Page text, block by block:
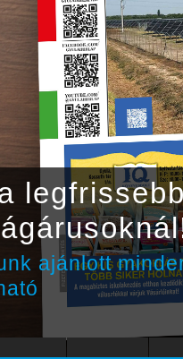
ajánlott